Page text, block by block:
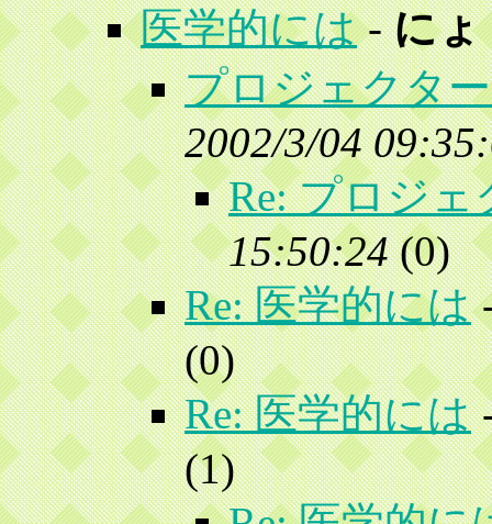
医学的には-にょ
プロジェクタ
2002/3/04
Re: プロジ
15:50:24(0)
Re: 医学的には
(0)
Re: 医学的には
(1)